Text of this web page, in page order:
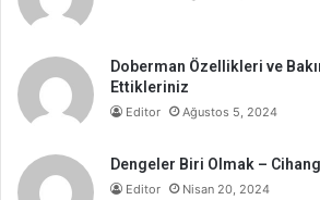
Doberman Özellikleri ve
Ettikleriniz
Editor Ağustos 5, 2024
Dengeler Biri Olmak –
Editor Nisan 20, 2024